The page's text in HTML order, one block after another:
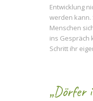
Entwicklung
werden kann.
Menschen
ins Gespräch
Schritt ihr
„Dörfer